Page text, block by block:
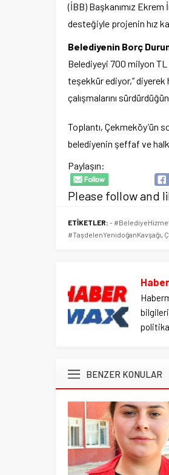
(İBB) Başkanımız
desteğiyle projenin hız
Belediyenin Borç
Belediyeyi 700 milyon TL
teşekkür ediyor,” diyerek
çalışmalarını
Toplantı, Çekmeköy’ün
belediyenin şeffaf ve
Paylaşın:
Please follow and
ETİKETLER: -
#TaşdelenYenidoğanKavşağı
BENZER KONULAR